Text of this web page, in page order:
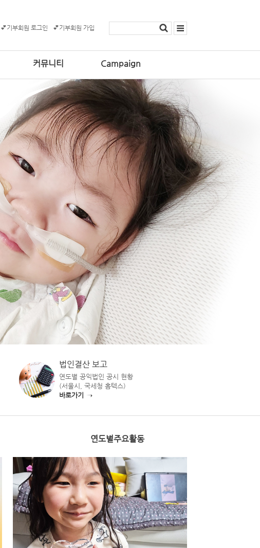
💕기부회원 로그인 💕기부회원 가입
커뮤니티 Campaign
법인결산 보고
연도별 공익법인 공시 현황
(서울시, 국세청 홈텍스)
바로가기 →
연도별주요활동